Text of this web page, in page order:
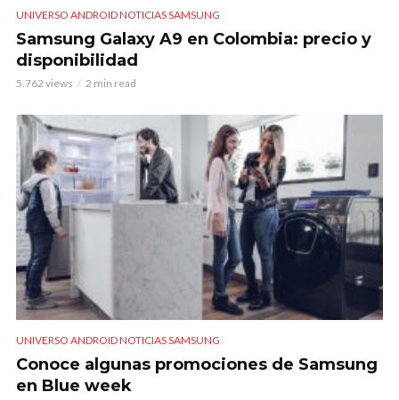
UNIVERSO ANDROID NOTICIAS SAMSUNG
Samsung Galaxy A9 en Colombia: precio y
disponibilidad
5.762 views 2 min read
UNIVERSO ANDROID NOTICIAS SAMSUNG
Conoce algunas promociones de Samsung
en Blue week